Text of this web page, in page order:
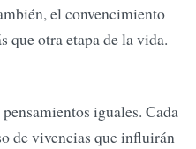
el convencimiento
que otra etapa de la vida.
iguales. Cada
de vivencias que influirán